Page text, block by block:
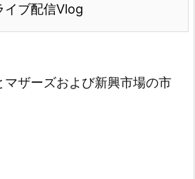
イブ配信Vlog
マザーズおよび新興市場の市